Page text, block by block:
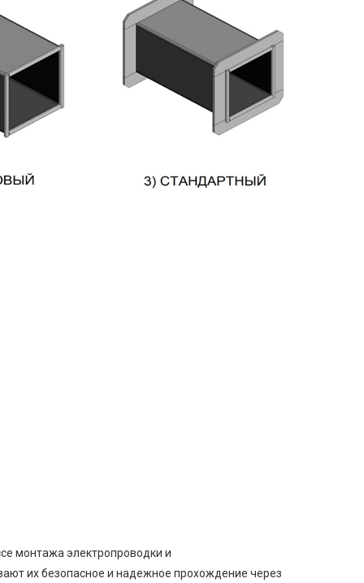
монтажа электропроводки и
их безопасное и надежное прохождение через